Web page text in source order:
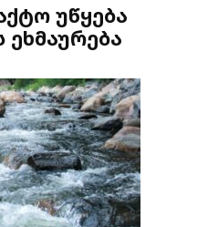
უწყება
ეხმაურება